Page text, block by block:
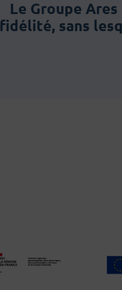
Le Groupe
fidélité, sans